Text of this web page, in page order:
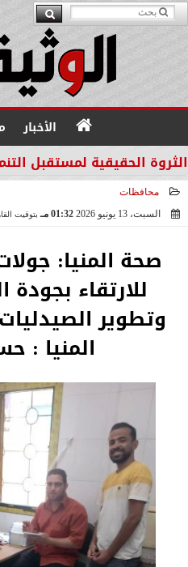
الأخبار
محافظات
السبت، 13 يونيو 2026
01:32 مـ بتوقيت
صحة المنيا:
للارتقاء
وتطوير
المنيا :